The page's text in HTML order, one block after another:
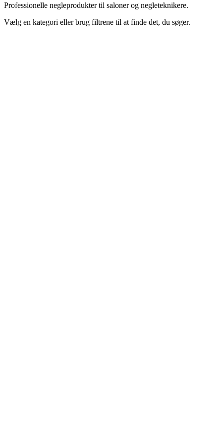
Professionelle negleprodukter til saloner og negleteknikere.
Vælg en kategori eller brug filtrene til at finde det, du søger.